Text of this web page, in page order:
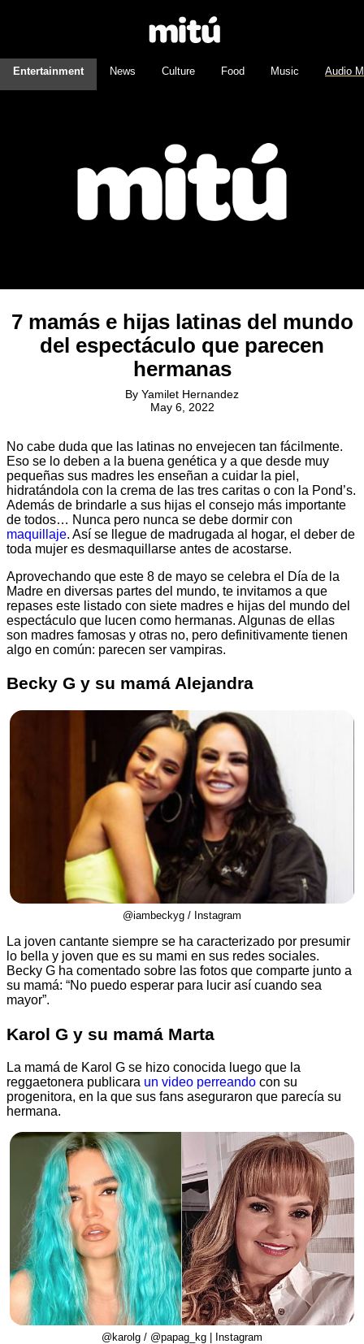
Entertainment News Culture Food Music Audio
7 mamás e hijas latinas del mundo
del espectáculo que parecen
hermanas
By Yamilet Hernandez
May 6, 2022
No cabe duda que las latinas no envejecen tan fácilmente.
Eso se lo deben a la buena genética y a que desde muy
pequeñas sus madres les enseñan a cuidar la piel,
hidratándola con la crema de las tres caritas o con la Pond’s.
Además de brindarle a sus hijas el consejo más importante
de todos… Nunca pero nunca se debe dormir con
maquillaje. Así se llegue de madrugada al hogar, el deber de
toda mujer es desmaquillarse antes de acostarse.
Aprovechando que este 8 de mayo se celebra el Día de la
Madre en diversas partes del mundo, te invitamos a que
repases este listado con siete madres e hijas del mundo del
espectáculo que lucen como hermanas. Algunas de ellas
son madres famosas y otras no, pero definitivamente tienen
algo en común: parecen ser vampiras.
Becky G y su mamá Alejandra
@iambeckyg / Instagram
La joven cantante siempre se ha caracterizado por presumir
lo bella y joven que es su mami en sus redes sociales.
Becky G ha comentado sobre las fotos que comparte junto a
su mamá: “No puedo esperar para lucir así cuando sea
mayor”.
Karol G y su mamá Marta
La mamá de Karol G se hizo conocida luego que la
reggaetonera publicara un video perreando con su
progenitora, en la que sus fans aseguraron que parecía su
hermana.
@karolg / @papag_kg | Instagram